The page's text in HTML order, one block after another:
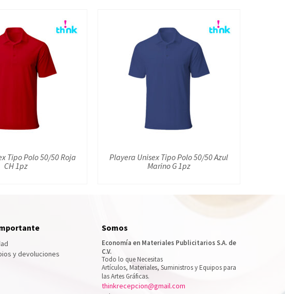
Tipo Polo 50/50 Roja
CH 1pz
Playera Unisex Tipo Polo 50/50 Azul
Marino G 1pz
y devoluciones
Somos
Economía en Materiales Publicitarios S.A. de
C.V.
Todo lo que Necesitas
Artículos, Materiales, Suministros y Equipos para
las Artes Gráficas.
thinkrecepcion@gmail.com